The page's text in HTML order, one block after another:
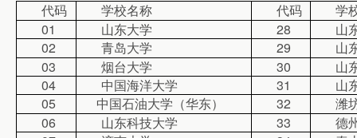
代码
学校名称 代码
学
01
山东大学 28
山
02
青岛大学 29
山
03
烟台大学 30
山
04
中国海洋大学 31
山
05
中国石油大学（华东） 32
潍
06
山东科技大学 33
德